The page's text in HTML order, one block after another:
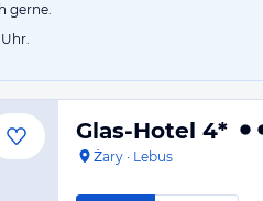
gerne.
Glas-Hotel 4*
Żary · Lebus